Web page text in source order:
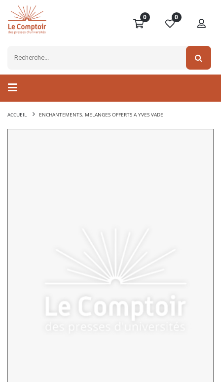
0 0
ACCUEIL ENCHANTEMENTS. MELANGES OFFERTS A YVES VADE